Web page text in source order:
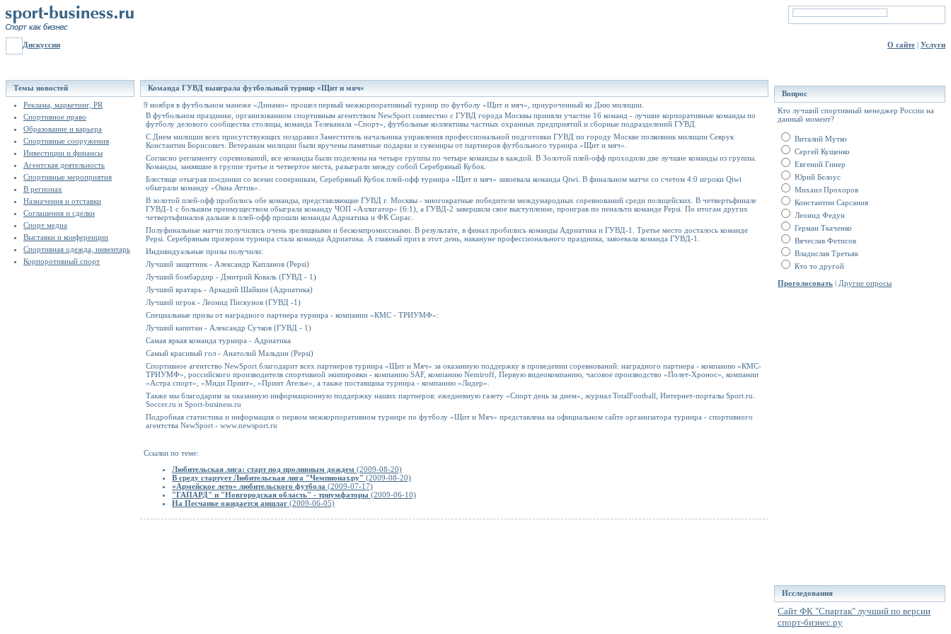
Дискуссии О сайте | Услуги
Темы новостей
Реклама, маркетинг, PR
Спортивное право
Образование и карьера
Спортивные сооружения
Инвестиции и финансы
Агентская деятельность
Спортивные мероприятия
В регионах
Назначения и отставки
Соглашения и сделки
Спорт медиа
Выставки и конференции
Спортивная одежда, инвентарь
Корпоротивный спорт
Команда ГУВД выиграла футбольный турнир «Щит и мяч»
9 ноября в футбольном манеже «Динамо» прошел первый межкорпоративный турнир по футболу «Щит и мяч», приуроченный ко Дню милиции.
В футбольном празднике, организованном спортивным агентством NewSport совместно с ГУВД города Москвы приняли участие 16 команд - лучшие корпоративные команды по
футболу делового сообщества столицы, команда Телеканала «Спорт», футбольные коллективы частных охранных предприятий и сборные подразделений ГУВД.
C Днем милиции всех присутствующих поздравил Заместитель начальника управления профессиональной подготовки ГУВД по городу Москве полковник милиции Севрук
Константин Борисович. Ветеранам милиции были вручены памятные подарки и сувениры от партнеров футбольного турнира «Щит и мяч».
Согласно регламенту соревнований, все команды были поделены на четыре группы по четыре команды в каждой. В Золотой плей-офф проходили две лучшие команды из группы.
Команды, занявшие в группе третье и четвертое места, разыграли между собой Серебряный Кубок.
Блестяще отыграв поединки со всеми соперникам, Серебряный Кубок плей-офф турнира «Щит и мяч» завоевала команда Qiwi. В финальном матче со счетом 4:0 игроки Qiwi
обыграли команду «Окна Аттик».
В золотой плей-офф пробились обе команды, представляющие ГУВД г. Москвы - многократные победители международных соревнований среди полицейских. В четвертьфинале
ГУВД-1 с большим преимуществом обыграла команду ЧОП «Аллигатор» (6:1), а ГУВД-2 завершила свое выступление, проиграв по пенальти команде Pepsi. По итогам других
четвертьфиналов дальше в плей-офф прошли команды Адриатика и ФК Сорас.
Полуфинальные матчи получились очень зрелищными и бескомпромиссными. В результате, в финал пробились команды Адриатика и ГУВД-1. Третье место досталось команде
Pepsi. Серебряным призером турнира стала команда Адриатика. А главный приз в этот день, накануне профессионального праздника, завоевала команда ГУВД-1.
Индивидуальные призы получили:
Лучший защитник - Александр Капланов (Pepsi)
Лучший бомбардир - Дмитрий Коваль (ГУВД - 1)
Лучший вратарь - Аркадий Шайкин (Адриатика)
Лучший игрок - Леонид Пискунов (ГУВД -1)
Специальные призы от наградного партнера турнира - компании «КМС - ТРИУМФ»:
Лучший капитан - Александр Сучков (ГУВД - 1)
Самая яркая команда турнира - Адриатика
Самый красивый гол - Анатолий Мальдин (Pepsi)
Спортивное агентство NewSport благодарит всех партнеров турнира «Щит и Мяч» за оказанную поддержку в проведении соревнований: наградного партнера - компанию «КМС-
ТРИУМФ», российского производителя спортивной экипировки - компанию SAF, компанию Nemiroff, Первую видеокомпанию, часовое производство «Полет-Хронос», компании
«Астра спорт», «Миди Принт», «Принт Ателье», а также поставщика турнира - компанию «Лидер».
Также мы благодарим за оказанную информационную поддержку наших партнеров: ежедневную газету «Спорт день за днем», журнал TotalFootball, Интернет-порталы Sport.ru.
Soccer.ru и Sport-business.ru
Подробная статистика и информация о первом межкорпоративном турнире по футболу «Щит и Мяч» представлена на официальном сайте организатора турнира - спортивного
агентства NewSport - www.newsport.ru
Ссылки по теме:
Любительская лига: старт под проливным дождем (2009-08-20)
В среду стартует Любительская лига "Чемпионат.ру" (2009-08-20)
«Армейское лето» любительского футбола (2009-07-17)
"ГАПАРД" и "Новгородская область" - триумфаторы (2009-06-10)
На Песчанке ожидается аншлаг (2009-06-05)
Вопрос
Кто лучший спортивный менеджер России на
данный момент?
Виталий Мутко
Сергей Кущенко
Евгений Гинер
Юрий Белоус
Михаил Прохоров
Константин Сарсания
Леонид Федун
Герман Ткаченко
Вячеслав Фетисов
Владислав Третьяк
Кто то другой
Проголосовать | Другие опросы
Исследования
Сайт ФК "Спартак" лучший по версии
спорт-бизнес.ру